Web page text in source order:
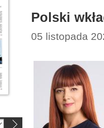
Polski
05 listopada